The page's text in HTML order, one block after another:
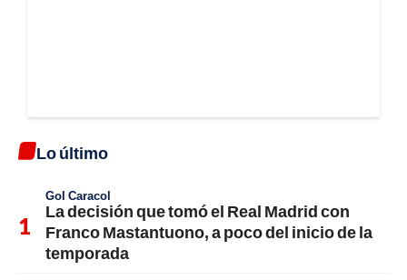
Lo último
Gol Caracol
La decisión que tomó el Real Madrid con
Franco Mastantuono, a poco del inicio de la
temporada